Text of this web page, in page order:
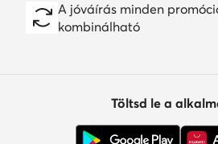
A jóváírás minden
kombinálható
Töltsd le a